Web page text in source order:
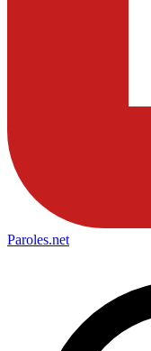
Paroles.net